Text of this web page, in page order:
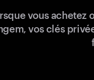
vous achetez
vos clés